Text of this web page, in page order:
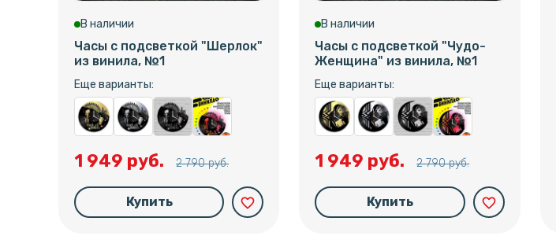
В наличии
Часы с подсветкой "Шерлок"
из винила, №1
Еще варианты:
1 949 руб. 2 790 руб.
Купить favorite_border
В наличии
Часы с подсветкой "Чудо-
Женщина" из винила, №1
Еще варианты:
1 949 руб. 2 790 руб.
Купить favorite_border